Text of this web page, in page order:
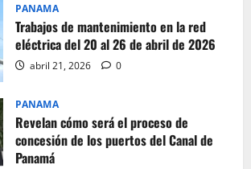
PANAMA
Trabajos de mantenimiento en la red
eléctrica del 20 al 26 de abril de 2026
abril 21, 2026 0
PANAMA
Revelan cómo será el proceso de
concesión de los puertos del Canal de
Panamá